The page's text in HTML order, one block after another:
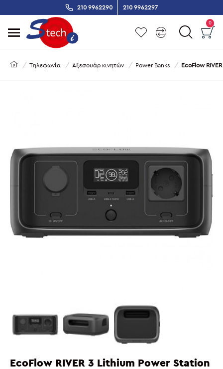
210 9962290 210 9962297
0
Τηλεφωνία Αξεσουάρ κινητών Power Banks EcoFlow
EcoFlow RIVER 3 Lithium Power Station